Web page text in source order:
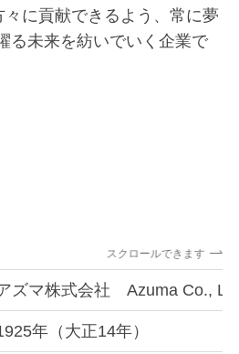
に貢献できるよう、常に夢
る未来を紡いでいく企業で
スクロールできます
ズマ株式会社 Azuma Co.,
年（大正14年）